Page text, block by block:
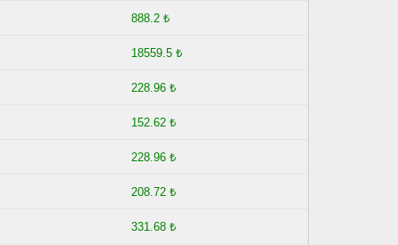
888.2 ₺
18559.5 ₺
228.96 ₺
152.62 ₺
228.96 ₺
208.72 ₺
331.68 ₺